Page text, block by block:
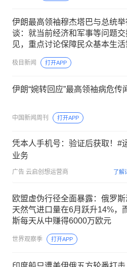
伊朗最高领袖穆杰塔巴与总统
谈：就当前经济和军事等问题交
见，重点讨论保障民众基本生活
求、当前冲突局势及未来形势等
极目新闻 打开APP
伊朗“婉转回应”最高领袖病危传
中国新闻周刊 打开APP
凭本人手机号：验证后获取！#
业务
广告 云启创想运营商 了解
欧盟虚伪行径全面暴露：俄罗
天然气进口量在6月跃升14%，
斯每天从中赚得6000万欧元
世界观察季 打开APP